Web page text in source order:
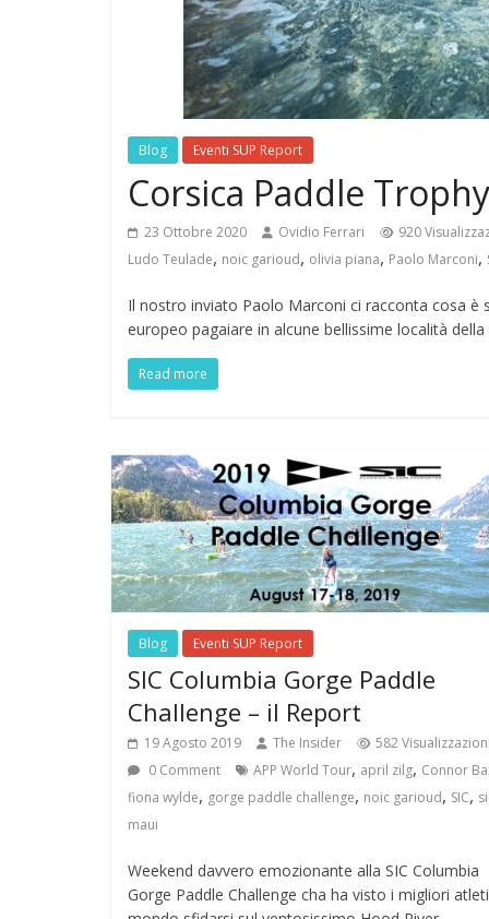
Blog Eventi SUP Report
Corsica Paddle
23 Ottobre 2020 Ovidio Ferrari 920
Ludo Teulade, noic garioud, olivia piana, Paolo Marconi,
Il nostro inviato Paolo Marconi ci racconta cosa è
europeo pagaiare in alcune bellissime località della
Read more
Blog Eventi SUP Report
SIC Columbia Gorge Paddle
Challenge – il Report
19 Agosto 2019 The Insider
582 Visualizzazioni
0 Comment
APP World Tour, april zilg, Connor
fiona wylde, gorge paddle challenge, noic garioud, SIC,
maui
Weekend davvero emozionante alla SIC Columbia
Gorge Paddle Challenge cha ha visto i migliori